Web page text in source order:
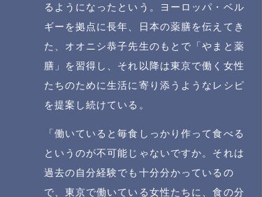
るようになったという。ヨーロッパ・ベル
ギーを拠点に長年、日本の薬膳を伝えてき
た、オオニシ恭子先生のもとで「やまと薬
膳」を習得し、それ以降は東京で働く女性
たちのために生活に寄り添うようなレシピ
を提案し続けている。
「働いていると毎食しっかり作って食べる
というのが不可能じゃないですか。それは
過去の自分経験でも十分分かっているの
で、東京で働いている女性たちに、食の分